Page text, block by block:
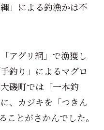
」による釣漁かは不
アグリ網」で漁獲し
釣り」によるマグロ
磯町では「一本釣
、カジキを「つきん
とがさかんでした。